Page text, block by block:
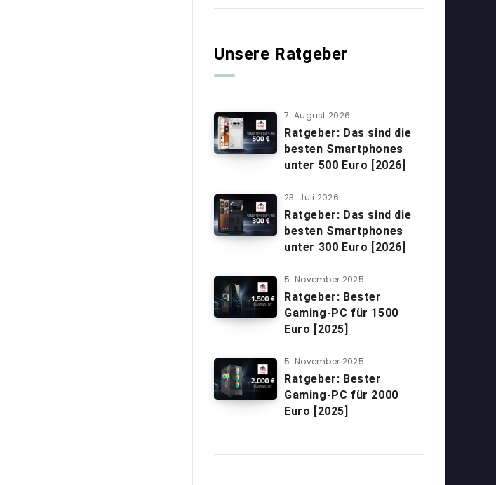
Unsere Ratgeber
7. August 2026
Ratgeber: Das sind die
besten Smartphones
unter 500 Euro [2026]
23. Juli 2026
Ratgeber: Das sind die
besten Smartphones
unter 300 Euro [2026]
5. November 2025
Ratgeber: Bester
Gaming-PC für 1500
Euro [2025]
5. November 2025
Ratgeber: Bester
Gaming-PC für 2000
Euro [2025]